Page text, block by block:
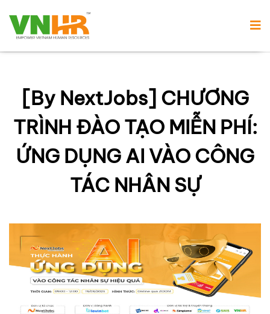
[By NextJobs] CHƯƠNG
TRÌNH ĐÀO TẠO MIỄN PHÍ:
ỨNG DỤNG AI VÀO CÔNG
TÁC NHÂN SỰ